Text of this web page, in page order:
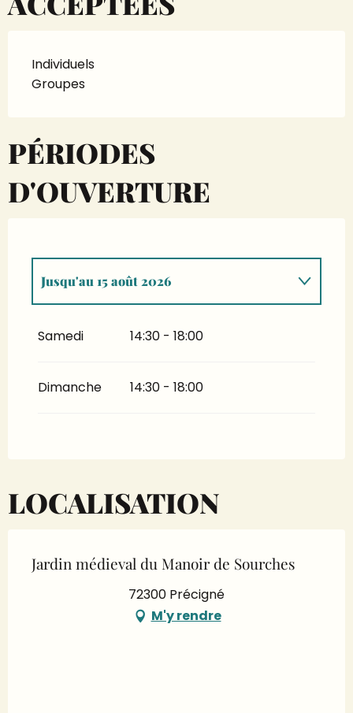
Individuels
Groupes
PÉRIODES
D'OUVERTURE
6 juin 2026au7 juin 2026
Jusqu'au15 août 2026
2026
Samedi 14:30 - 18:00
Dimanche 14:30 - 18:00
LOCALISATION
Jardin médieval du Manoir de Sourches
72300 Précigné
M'y rendre